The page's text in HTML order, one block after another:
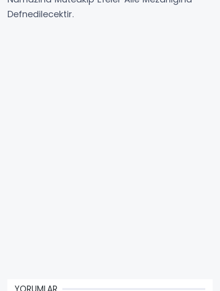
Defnedilecektir.